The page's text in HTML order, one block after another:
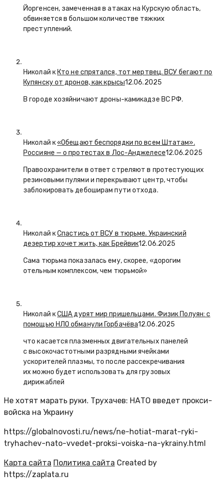
Йоргенсен, замеченная в атаках на Курскую область,
обвиняется в большом количестве тяжких
преступлений.
Николай к Кто не спрятался, тот мертвец. ВСУ бегают по
Купянску от дронов, как крысы12.06.2025
В городе хозяйничают дроны-камикадзе ВС РФ.
Николай к«Обещают беспорядки по всем Штатам».
Россияне — о протестах в Лос-Анджелесе12.06.2025
Правоохранители в ответ стреляют в протестующих
резиновыми пулями и перекрывают центр, чтобы
заблокировать дебоширам пути отхода.
Николай кСпастись от ВСУ в тюрьме. Украинский
дезертир хочет жить, как Брейвик12.06.2025
Сама тюрьма показалась ему, скорее, «дорогим
отельным комплексом, чем тюрьмой»
Николай кСША дурят мир пришельцами. Физик Полуян: с
помощью НЛО обманули Горбачёва12.06.2025
что касается плазменных двигательных панелей
с высокочастотными разрядными ячейками
ускорителей плазмы, то после рассекречивания
их можно будет использовать для грузовых
дирижаблей
Не хотят марать руки. Трухачев: НАТО введет прокси-
войска на Украину
https://globalnovosti.ru/news/ne-hotiat-marat-ryki-
tryhachev-nato-vvedet-proksi-voiska-na-ykrainy.html
Карта сайта Политика сайта Created by
https://zaplata.ru